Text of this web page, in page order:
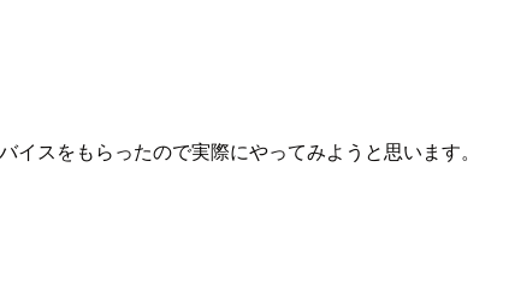
スをもらったので実際にやってみようと思います。